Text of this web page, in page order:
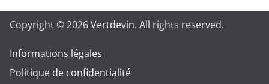
Copyright © 2026Vertdevin. All rights reserved.
Informations légales
Politique de confidentialité